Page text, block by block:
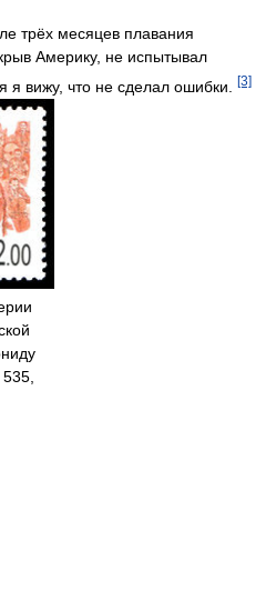
трёх месяцев плавания
Америку, не испытывал
я вижу, что не сделал ошибки.
[3]